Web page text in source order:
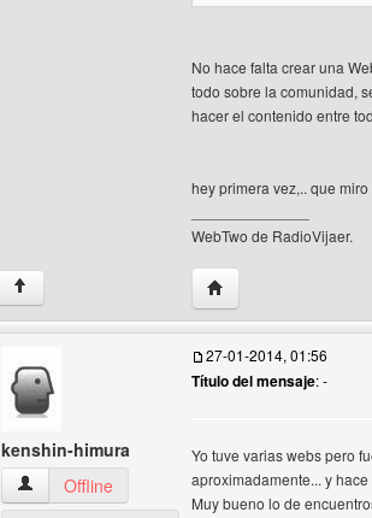
No hace falta crear una
todo sobre la comunidad,
hacer el contenido entre
hey primera vez,.. que
WebTwo de RadioVijaer.
↑ Visitar sitio web del
kenshin-himura
kenshin-himura Ver perfil del usuario
Offline
27-01-2014, 01:56
Título del mensaje: -
Yo tuve varias webs pero
aproximadamente... y
Muy bueno lo de